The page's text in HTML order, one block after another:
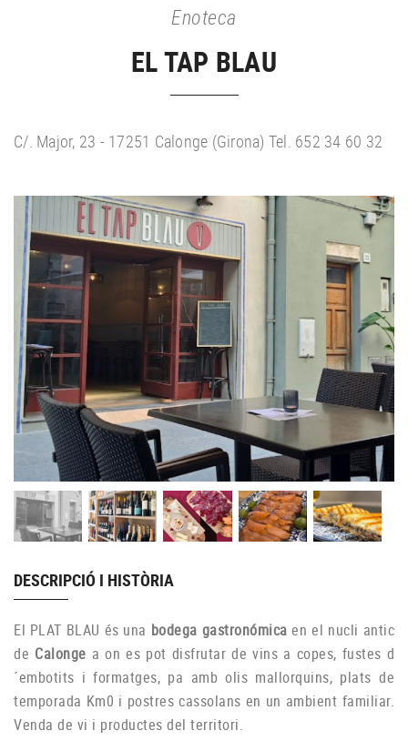
Enoteca
EL TAP BLAU
C/. Major, 23 - 17251 Calonge (Girona) Tel. 652 34 60 32
DESCRIPCIÓ I HISTÒRIA
El PLAT BLAU és una bodega gastronómica en el nucli antic
de Calonge a on es pot disfrutar de vins a copes, fustes d
´embotits i formatges, pa amb olis mallorquins, plats de
temporada Km0 i postres cassolans en un ambient familiar.
Venda de vi i productes del territori.